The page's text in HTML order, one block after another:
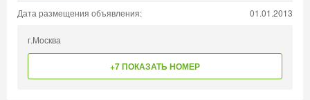
Дата размещения объявления: 01.01.2013
г.Москва
+7 ПОКАЗАТЬ НОМЕР